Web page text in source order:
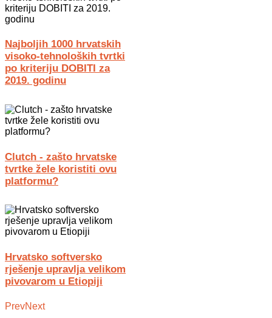
Najboljih 1000 hrvatskih
visoko-tehnoloških tvrtki
po kriteriju DOBITI za
2019. godinu
Clutch - zašto hrvatske
tvrtke žele koristiti ovu
platformu?
Hrvatsko softversko
rješenje upravlja velikom
pivovarom u Etiopiji
PrevNext